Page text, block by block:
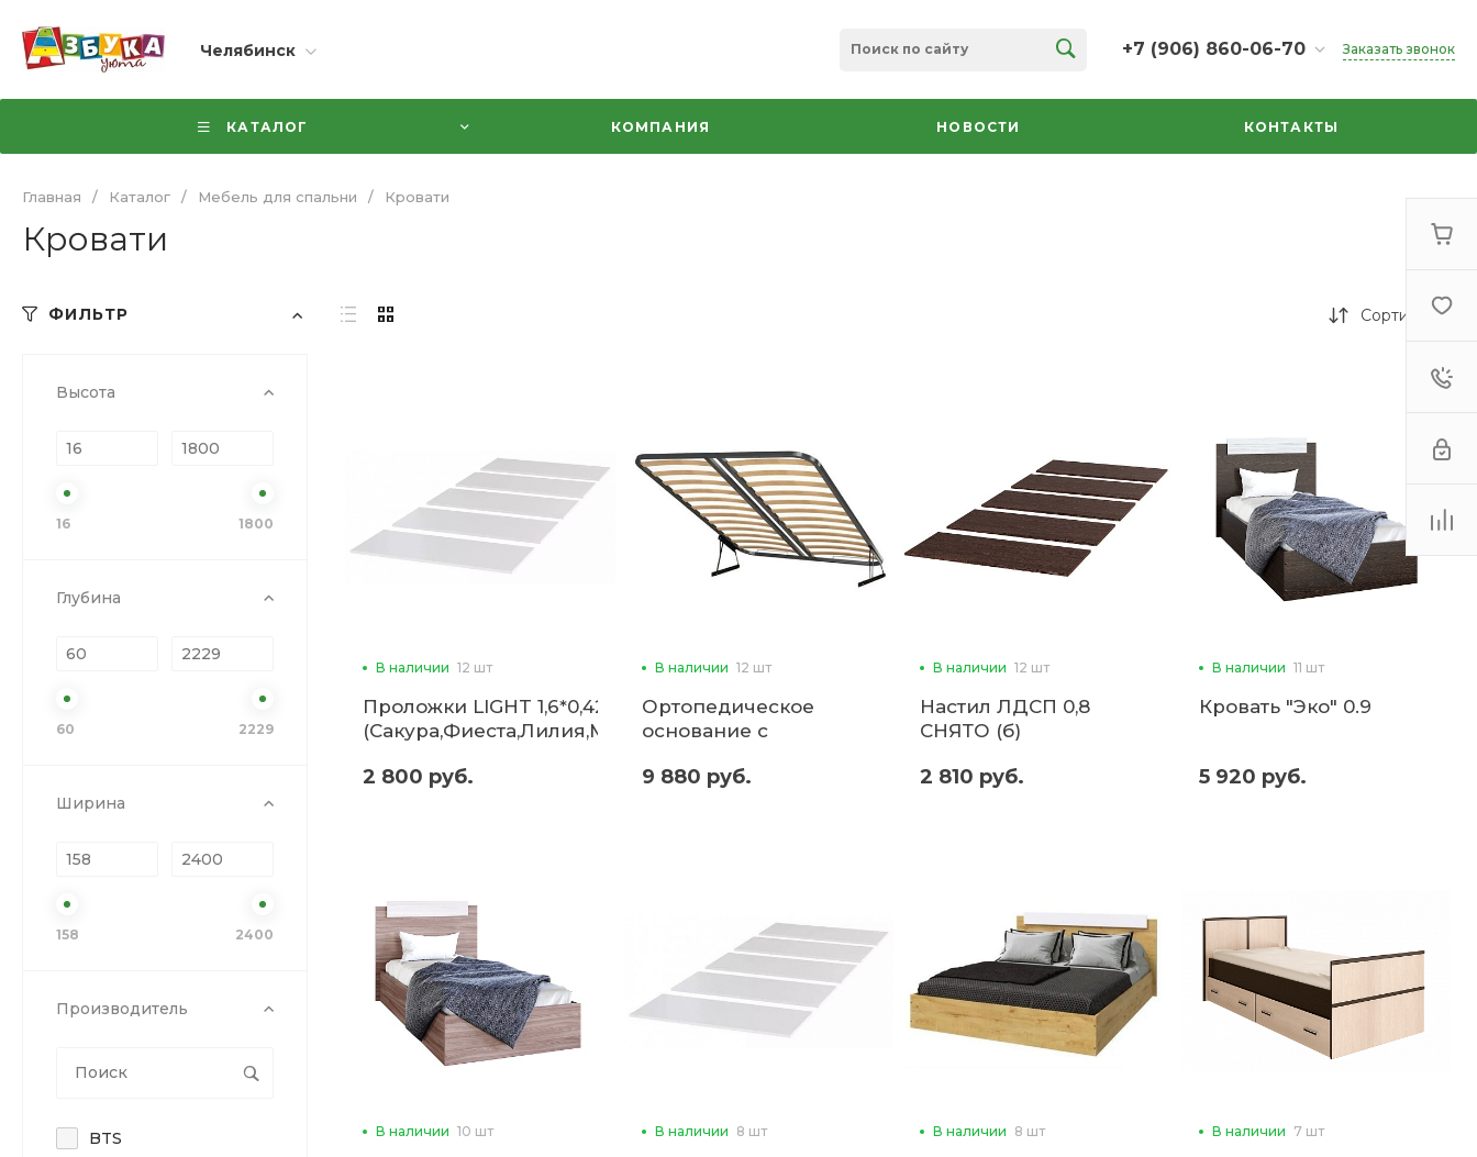
Челябинск +7 (906) 860-06-70
+7 (906) 860-06-70
г. Челябинск, ТК Кольцо,
секция 35
Заказать звонок
КАТАЛОГ КОМПАНИЯ НОВОСТИ КОНТАКТЫ
Главная / Каталог / Мебель для спальни / Кровати
Кровати
ФИЛЬТР
Высота
16 1800
Глубина
60 2229
Ширина
158 2400
Производитель
BTS
Сортировка
В наличии 12 шт
Проложки LIGHT 1,6*0,42
(Сакура,Фиеста,Лилия,Модерн,Саломея,Баунти)
2 800 руб.
В наличии 12 шт
Ортопедическое
основание с
механизмом 1,6 (б)
9 880 руб.
В наличии 12 шт
Настил ЛДСП 0,8
СНЯТО (б)
2 810 руб.
В наличии 11 шт
Кровать "Эко" 0.9
5 920 руб.
В наличии 10 шт В наличии 8 шт В наличии 8 шт В наличии 7 шт